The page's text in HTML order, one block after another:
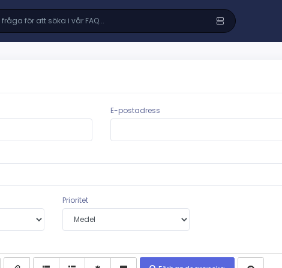
E-postadress
Prioritet